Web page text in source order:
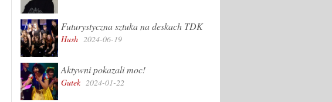
Futurystyczna sztuka na deskach TDK
Hush 2024-06-19
Aktywni pokazali moc!
Gutek 2024-01-22